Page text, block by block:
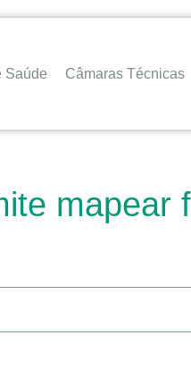
Saúde Câmaras Técnicas
mapear